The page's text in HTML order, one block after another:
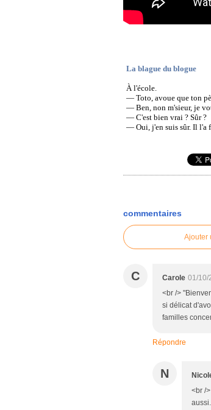
La blague du blogue
À l'école.
— Toto, avoue que ton
— Ben, non m'sieur, je
— C'est bien vrai ? Sûr ?
— Oui, j'en suis sûr. Il l'a
commentaires
Ajouter
C Carole 01/10/
<br />
si délicat
familles
Répondre
N
<br /